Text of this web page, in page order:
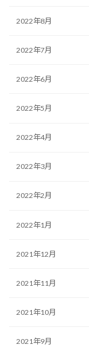
2022年8月
2022年7月
2022年6月
2022年5月
2022年4月
2022年3月
2022年2月
2022年1月
2021年12月
2021年11月
2021年10月
2021年9月